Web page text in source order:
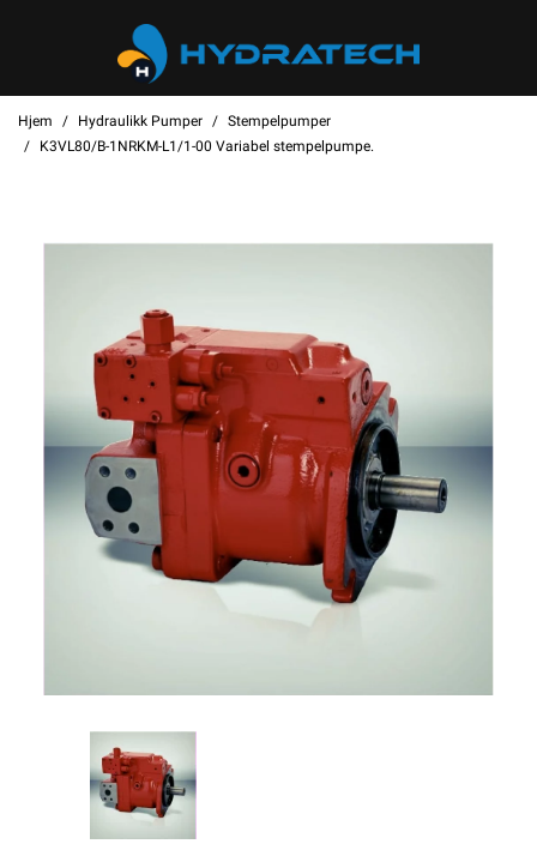
Hjem Hydraulikk Pumper
Stempelpumper
K3VL80/B-1NRKM-L1/1-00 Variabel stempelpumpe.